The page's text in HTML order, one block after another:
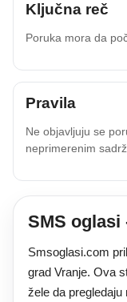
Ključna reč
Poruka mora da
Pravila
Ne objavljuju se
neprimerenim
SMS oglasi
Smsoglasi.com
grad Vranje. Ova
žele da